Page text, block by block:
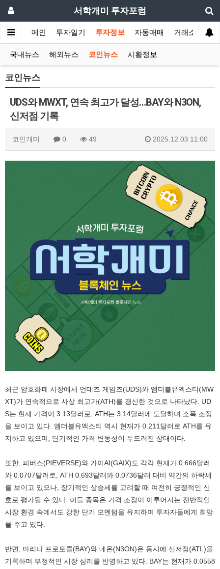
서학개미 투자포럼
메인 투자일기 투자정보 자동매매 거래소
국내뉴스 해외뉴스 코인뉴스 시황정보
코인뉴스
UDS와 MWXT, 연속 최고가 달성…BAY와 N3ON,
신저점 기록
코인개미 0 49 2025.12.03 11:00
최근 암호화폐 시장에서 언데즈 게임즈(UDS)와 엠더블유엑스티(MW
XT)가 연속적으로 사상 최고가(ATH)를 경신한 것으로 나타났다. UD
S는 현재 가격이 3.13달러로, ATH는 3.14달러에 도달하며 소폭 조정
을 보이고 있다. 엠더블유엑스티 역시 현재가 0.211달러로 ATH를 유
지하고 있으며, 단기적인 가격 변동성이 두드러진 상태이다.
또한, 피버스(PIEVERSE)와 가이AI(GAIX)도 각각 현재가 0.666달러
와 0.0707달러로, ATH 0.693달러와 0.0736달러 대비 약간의 하락세
를 보이고 있으나, 장기적인 상승세를 고려할 때 여전히 긍정적인 신
호로 평가될 수 있다. 이들 종목은 가격 조정이 이루어지는 전반적인
시장 환경 속에서도 강한 단기 모멘텀을 유지하며 투자자들에게 희망
을 주고 있다.
반면, 마리나 프로토콜(BAY)와 네온(N3ON)은 동시에 신저점(ATL)을
기록하며 부정적인 시장 심리를 반영하고 있다. BAY는 현재가 0.0558